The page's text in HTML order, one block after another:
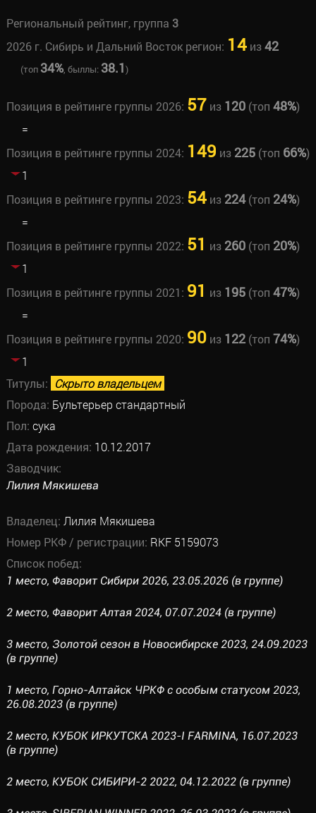
Региональный рейтинг, группа 3
2026 г. Сибирь и Дальний Восток регион: 14из42
(топ 34%, быллы: 38.1)
Позиция в рейтинге группы 2026: 57 из 120(топ 48%)
=
Позиция в рейтинге группы 2024: 149 из 225(топ 66%)
1
Позиция в рейтинге группы 2023: 54из 224(топ 24%)
=
Позиция в рейтинге группы 2022: 51 из 260(топ 20%)
1
Позиция в рейтинге группы 2021: 91 из 195(топ 47%)
=
Позиция в рейтинге группы 2020: 90из 122(топ 74%)
1
Титулы: Скрыто владельцем
Порода: Бультерьер стандартный
Пол: сука
Дата рождения: 10.12.2017
Заводчик:
Лилия Мякишева
Владелец: Лилия Мякишева
Номер РКФ / регистрации: RKF 5159073
Список побед:
1 место, Фаворит Сибири 2026, 23.05.2026 (в группе)
2 место, Фаворит Алтая 2024, 07.07.2024 (в группе)
3 место, Золотой сезон в Новосибирске 2023, 24.09.2023
(в группе)
1 место, Горно-Алтайск ЧРКФ с особым статусом 2023,
26.08.2023 (в группе)
2 место, КУБОК ИРКУТСКА 2023-I FARMINA, 16.07.2023
(в группе)
2 место, КУБОК СИБИРИ-2 2022, 04.12.2022 (в группе)